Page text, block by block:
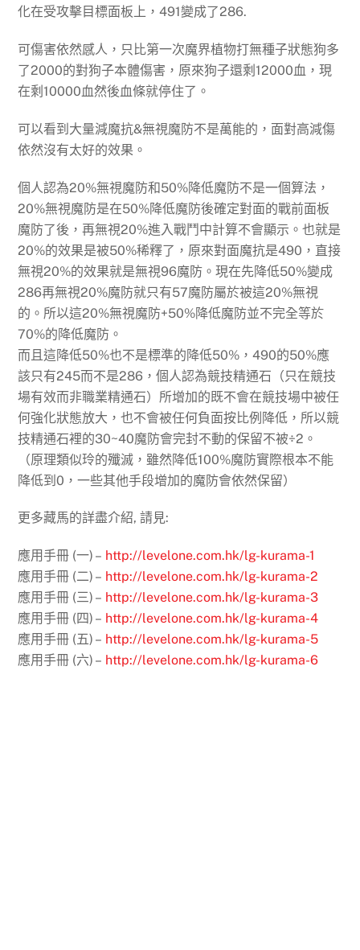
化在受攻擊目標面板上，491變成了286.
可傷害依然感人，只比第一次魔界植物打無種子狀態狗多
了2000的對狗子本體傷害，原來狗子還剩12000血，現
在剩10000血然後血條就停住了。
可以看到大量減魔抗&無視魔防不是萬能的，面對高減傷
依然沒有太好的效果。
個人認為20%無視魔防和50%降低魔防不是一個算法，
20%無視魔防是在50%降低魔防後確定對面的戰前面板
魔防了後，再無視20%進入戰鬥中計算不會顯示。也就是
20%的效果是被50%稀釋了，原來對面魔抗是490，直接
無視20%的效果就是無視96魔防。現在先降低50%變成
286再無視20%魔防就只有57魔防屬於被這20%無視
的。所以這20%無視魔防+50%降低魔防並不完全等於
70%的降低魔防。
而且這降低50%也不是標準的降低50%，490的50%應
該只有245而不是286，個人認為競技精通石（只在競技
場有效而非職業精通石）所增加的既不會在競技場中被任
何強化狀態放大，也不會被任何負面按比例降低，所以競
技精通石裡的30~40魔防會完封不動的保留不被÷2。
（原理類似玲的殲滅，雖然降低100%魔防實際根本不能
降低到0，一些其他手段增加的魔防會依然保留）
更多藏馬的詳盡介紹, 請見:
應用手冊 (一) – http://levelone.com.hk/lg-kurama-1
應用手冊 (二) – http://levelone.com.hk/lg-kurama-2
應用手冊 (三) – http://levelone.com.hk/lg-kurama-3
應用手冊 (四) – http://levelone.com.hk/lg-kurama-4
應用手冊 (五) – http://levelone.com.hk/lg-kurama-5
應用手冊 (六) – http://levelone.com.hk/lg-kurama-6